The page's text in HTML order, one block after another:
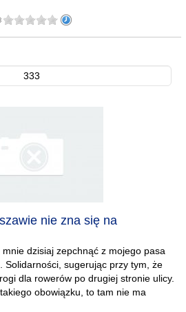
333
nie zna się na
mnie dzisiaj zepchnąć z mojego pasa
Solidarności, sugerując przy tym, że
dla rowerów po drugiej stronie ulicy.
obowiązku, to tam nie ma